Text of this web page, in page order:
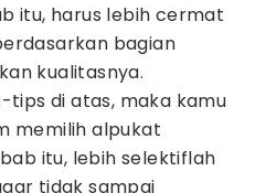
itu, harus lebih cermat
bagian
kualitasnya.
tips di atas, maka kamu
memilih alpukat
itu, lebih selektiflah
tidak sampai